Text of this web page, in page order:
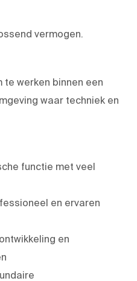
vermogen.
te werken binnen een
waar techniek en
functie met veel
en ervaren
en